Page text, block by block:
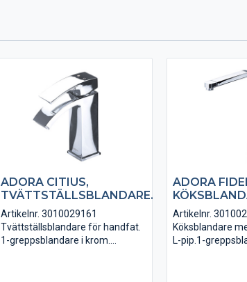
ADORA CITIUS,
TVÄTTSTÄLLSBLANDARE.
Artikelnr. 3010029161
Tvättställsblandare för handfat.
1-greppsblandare i krom.
ADORA
Artikelnr.
Köksblandare
L-pip.1-